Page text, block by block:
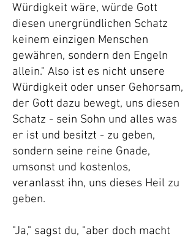
Würdigkeit wäre, würde Gott
diesen unergründlichen Schatz
keinem einzigen Menschen
gewähren, sondern den Engeln
allein." Also ist es nicht unsere
Würdigkeit oder unser Gehorsam,
der Gott dazu bewegt, uns diesen
Schatz - sein Sohn und alles was
er ist und besitzt - zu geben,
sondern seine reine Gnade,
umsonst und kostenlos,
veranlasst ihn, uns dieses Heil zu
geben.
"Ja," sagst du, "aber doch macht